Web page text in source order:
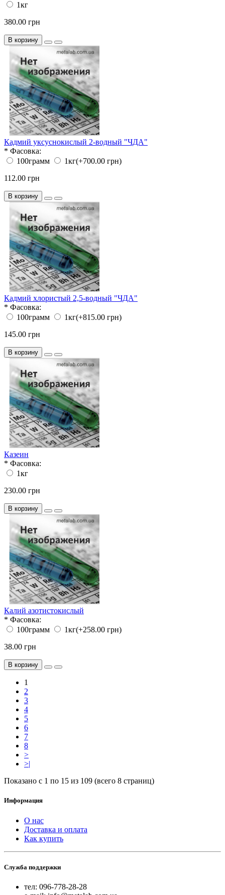
1кг
380.00 грн
В корзину
Кадмий уксуснокислый 2-водный "ЧДА"
* Фасовка:
100грамм
1кг(+700.00 грн)
112.00 грн
В корзину
Кадмий хлористый 2,5-водный "ЧДА"
* Фасовка:
100грамм
1кг(+815.00 грн)
145.00 грн
В корзину
Казеин
* Фасовка:
1кг
230.00 грн
В корзину
Калий азотистокислый
* Фасовка:
100грамм
1кг(+258.00 грн)
38.00 грн
В корзину
1
2
3
4
5
6
7
8
>
>|
Показано с 1 по 15 из 109 (всего 8 страниц)
Информация
О нас
Доставка и оплата
Как купить
Служба поддержки
тел: 096-778-28-28